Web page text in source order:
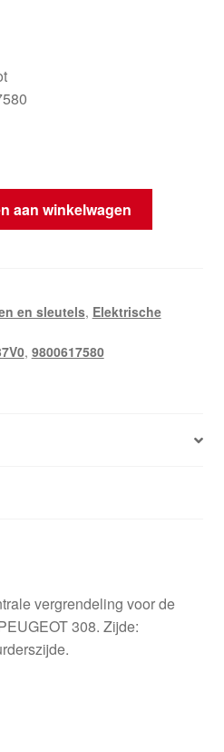
aan winkelwagen
en sleutels, Elektrische
, 9800617580
vergrendeling voor de
308. Zijde: